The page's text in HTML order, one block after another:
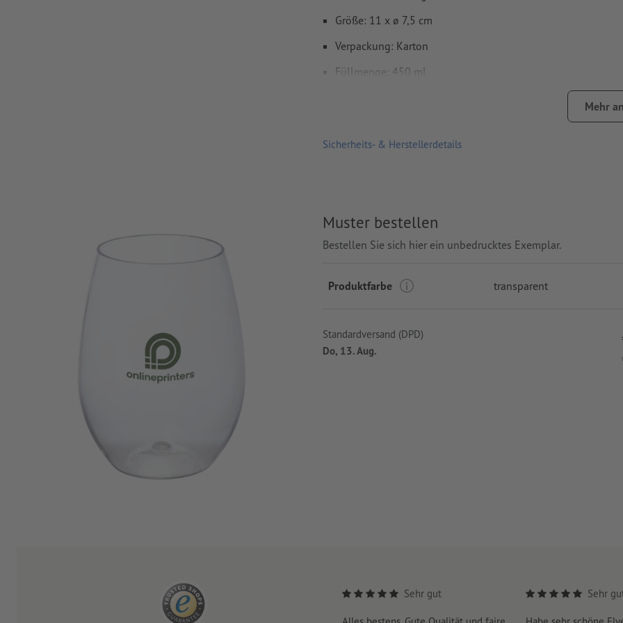
Größe: 11 x ø 7,5 cm
Verpackung: Karton
Füllmenge: 450 ml
Mehr
Sicherheits- & Herstellerdetails
Muster bestellen
Bestellen Sie sich hier ein unbedrucktes Exemplar.
Produktfarbe transparent
Standardversand (DPD)
Do, 13. Aug.
Sehr gut Sehr